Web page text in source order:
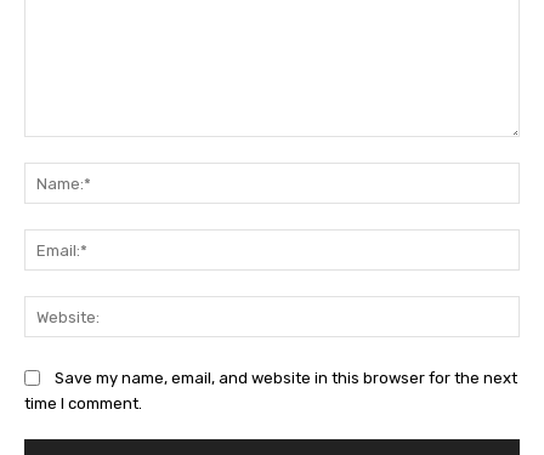
Save my name, email, and website in this browser for the next
time I comment.